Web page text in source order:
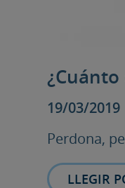
19/03/2019
Perdona,
LLEGIR